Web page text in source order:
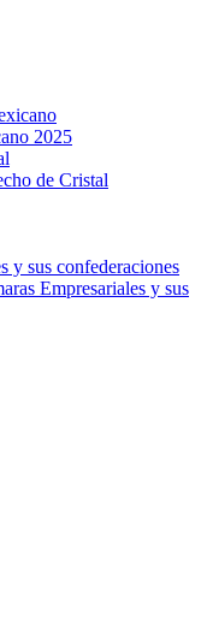
2025
de Cristal
y sus confederaciones
Empresariales y sus